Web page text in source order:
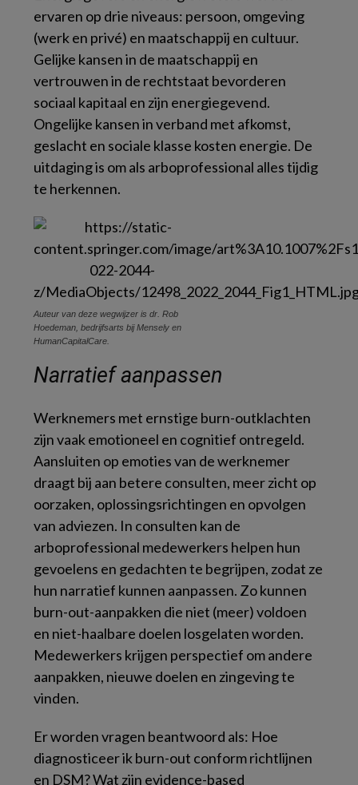
ervaren op drie niveaus: persoon, omgeving
(werk en privé) en maatschappij en cultuur.
Gelijke kansen in de maatschappij en
vertrouwen in de rechtstaat bevorderen
sociaal kapitaal en zijn energiegevend.
Ongelijke kansen in verband met afkomst,
geslacht en sociale klasse kosten energie. De
uitdaging is om als arboprofessional alles tijdig
te herkennen.
Auteur van deze wegwijzer is dr. Rob
Hoedeman, bedrijfsarts bij Mensely en
HumanCapitalCare.
Narratief aanpassen
Werknemers met ernstige burn-outklachten
zijn vaak emotioneel en cognitief ontregeld.
Aansluiten op emoties van de werknemer
draagt bij aan betere consulten, meer zicht op
oorzaken, oplossingsrichtingen en opvolgen
van adviezen. In consulten kan de
arboprofessional medewerkers helpen hun
gevoelens en gedachten te begrijpen, zodat ze
hun narratief kunnen aanpassen. Zo kunnen
burn-out-aanpakken die niet (meer) voldoen
en niet-haalbare doelen losgelaten worden.
Medewerkers krijgen perspectief om andere
aanpakken, nieuwe doelen en zingeving te
vinden.
Er worden vragen beantwoord als: Hoe
diagnosticeer ik burn-out conform richtlijnen
en DSM? Wat zijn evidence-based